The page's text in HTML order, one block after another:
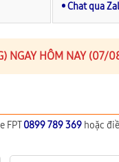
• Chat qua
NGAY HÔM NAY
FPT0899 789 369 hoặc